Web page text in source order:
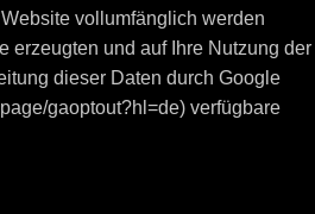
vollumfänglich werden
erzeugten und auf Ihre Nutzung der
dieser Daten durch Google
gaoptout?hl=de) verfügbare